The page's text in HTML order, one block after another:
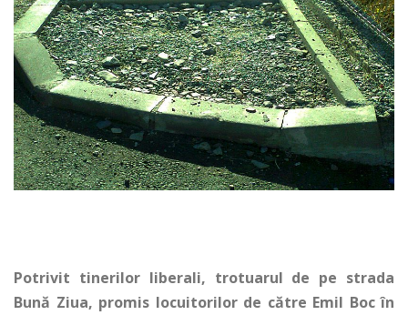
Potrivit tinerilor liberali, trotuarul de pe strada
Bună Ziua, promis locuitorilor de către Emil Boc în